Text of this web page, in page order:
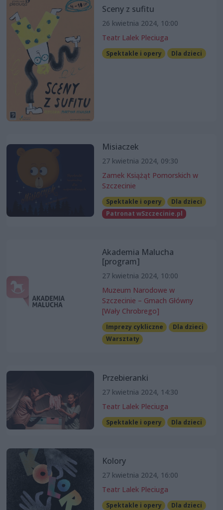
Sceny z sufitu
26 kwietnia 2024, 10:00
Teatr Lalek Pleciuga
Spektakle i opery Dla dzieci
Misiaczek
27 kwietnia 2024, 09:30
Zamek Książąt Pomorskich w
Szczecinie
Spektakle i opery
Dla dzieci
Patronat wSzczecinie.pl
Akademia Malucha
[program]
27 kwietnia 2024, 10:00
Muzeum Narodowe w
Szczecinie – Gmach Główny
[Wały Chrobrego]
Imprezy cykliczne
Dla dzieci
Warsztaty
Przebieranki
27 kwietnia 2024, 14:30
Teatr Lalek Pleciuga
Spektakle i opery Dla dzieci
Kolory
27 kwietnia 2024, 16:00
Teatr Lalek Pleciuga
Spektakle i opery Dla dzieci